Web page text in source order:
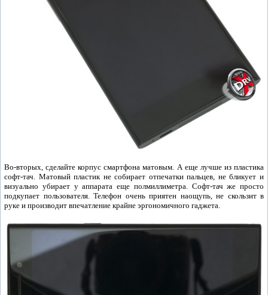
Во-вторых, сделайте корпус смартфона матовым. А еще лучше из пластика
софт-тач. Матовый пластик не собирает отпечатки пальцев, не бликует и
визуально убирает у аппарата еще полмиллиметра. Софт-тач же просто
подкупает пользователя. Телефон очень приятен наощупь, не скользит в
руке и производит впечатление крайне эргономичного гаджета.